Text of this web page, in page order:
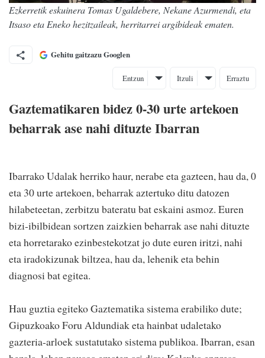
Ezkerretik eskuinera Tomas Ugaldebere, Nekane Azurmendi, eta
Itsaso eta Eneko hezitzaileak, herritarrei argibideak ematen.
Gehitu gaitzazu Googlen
Entzun Itzuli Erraztu
Gaztematikaren bidez 0-30 urte artekoen
beharrak ase nahi dituzte Ibarran
Ibarrako Udalak herriko haur, nerabe eta gazteen, hau da, 0
eta 30 urte artekoen, beharrak aztertuko ditu datozen
hilabeteetan, zerbitzu bateratu bat eskaini asmoz. Euren
bizi-ibilbidean sortzen zaizkien beharrak ase nahi dituzte
eta horretarako ezinbestekotzat jo dute euren iritzi, nahi
eta iradokizunak biltzea, hau da, lehenik eta behin
diagnosi bat egitea.
Hau guztia egiteko Gaztematika sistema erabiliko dute;
Gipuzkoako Foru Aldundiak eta hainbat udaletako
gazteria-arloek sustatutako sistema publikoa. Ibarran, esan